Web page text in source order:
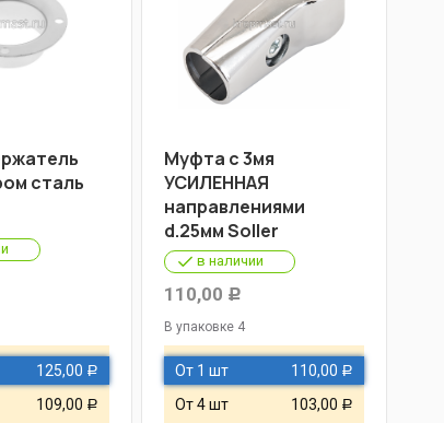
сталь
125,00 Р
109,00 Р
Муфта с 3мя
УСИЛЕННАЯ
направлениями
d.25мм Soller
в наличии
110,00 Р
В упаковке 4
От 1 шт 110,00 Р
От 4 шт 103,00 Р